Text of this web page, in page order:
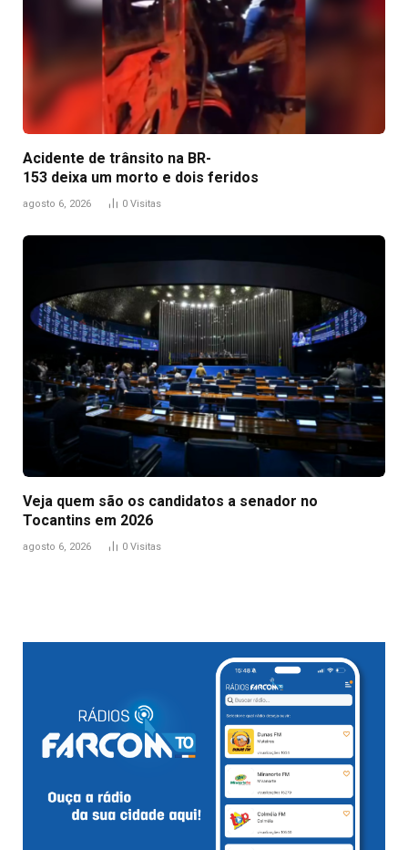
Acidente de trânsito na BR-
153 deixa um morto e dois feridos
agosto 6, 2026 0 Visitas
Veja quem são os candidatos a senador no
Tocantins em 2026
agosto 6, 2026 0 Visitas